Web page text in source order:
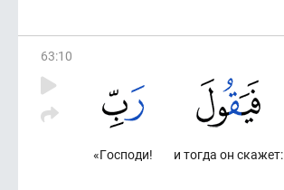
63:10
и тогда он скажет:
«Господи!